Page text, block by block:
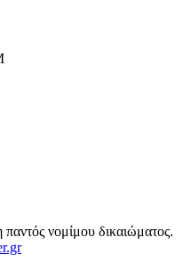
νομίμου δικαιώματος.